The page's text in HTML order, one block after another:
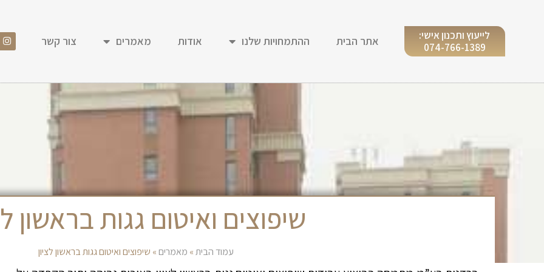
לייעוץ ותכנון אישי:
074-766-1389
אתר הבית ההתמחויות שלנו אודות מאמרים צור קשר
שיפוצים ואיטום גגות בראשון
עמוד הבית» מאמרים » שיפוצים ואיטום גגות בראשון לציון